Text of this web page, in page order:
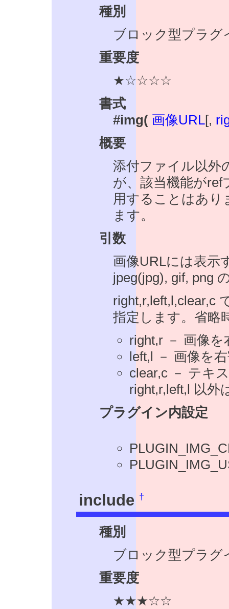
種別
ブロック型プラグ
重要度
★☆☆☆☆
書式
#img( 画像URL[,
概要
添付ファイル以外
が、該当機能が
用することはあり
ます。
引数
画像URLには表示
jpeg(jpg), gif, png
right,r,left,l,clear,c
指定します。省略
right,r － 画像
left,l － 画像を
clear,c － テキ
right,r,left,l 以外
プラグイン内設定
include †
種別
ブロック型プラグ
重要度
★★★☆☆